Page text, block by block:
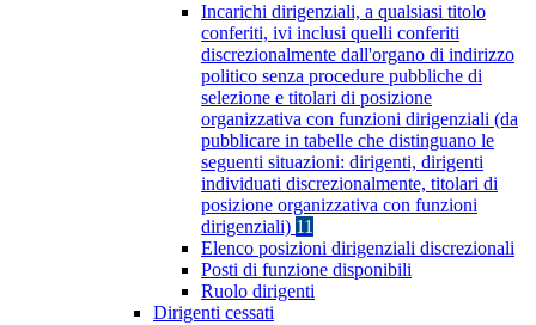
Incarichi dirigenziali, a qualsiasi titolo
conferiti, ivi inclusi quelli conferiti
discrezionalmente dall'organo di indirizzo
politico senza procedure pubbliche di
selezione e titolari di posizione
organizzativa con funzioni dirigenziali (da
pubblicare in tabelle che distinguano le
seguenti situazioni: dirigenti, dirigenti
individuati discrezionalmente, titolari di
posizione organizzativa con funzioni
dirigenziali) 11
Elenco posizioni dirigenziali discrezionali
Posti di funzione disponibili
Ruolo dirigenti
Dirigenti cessati